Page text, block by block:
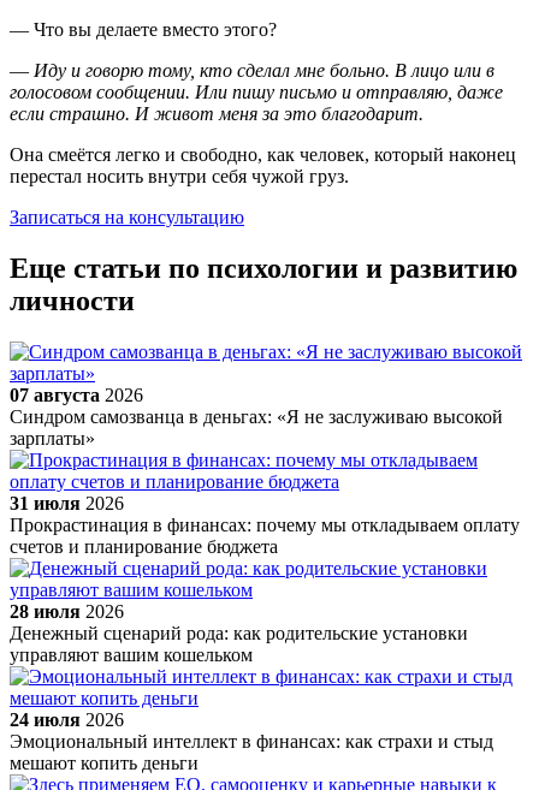
— Что вы делаете вместо этого?
— Иду и говорю тому, кто сделал мне больно. В лицо или в
голосовом сообщении. Или пишу письмо и отправляю, даже
если страшно. И живот меня за это благодарит.
Она смеётся легко и свободно, как человек, который наконец
перестал носить внутри себя чужой груз.
Записаться на консультацию
Еще статьи по психологии и развитию
личности
07 августа 2026
Синдром самозванца в деньгах: «Я не заслуживаю высокой
зарплаты»
31 июля 2026
Прокрастинация в финансах: почему мы откладываем оплату
счетов и планирование бюджета
28 июля 2026
Денежный сценарий рода: как родительские установки
управляют вашим кошельком
24 июля 2026
Эмоциональный интеллект в финансах: как страхи и стыд
мешают копить деньги